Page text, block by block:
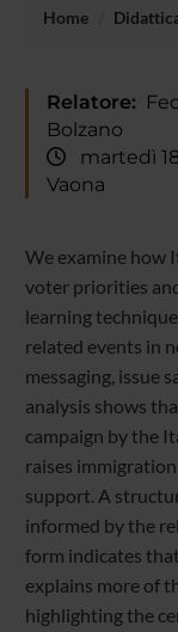
Home
Relatore:
Bolzano
martedì 18
Vaona
We examine how
voter priorities
learning
related events in
messaging, issue
analysis shows
campaign by the
raises
support. A
informed by the
form indicates
explains more of
highlighting the